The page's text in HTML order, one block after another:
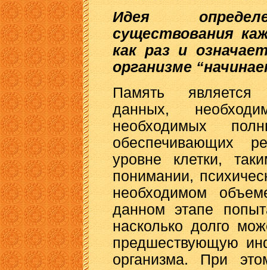
Идея
существования
как раз и
организме
Память является
данных,
необходимых
обеспечивающих
уровне клетки,
понимании,
необходимом
данном этапе
насколько долго
предшествующую
организма. При